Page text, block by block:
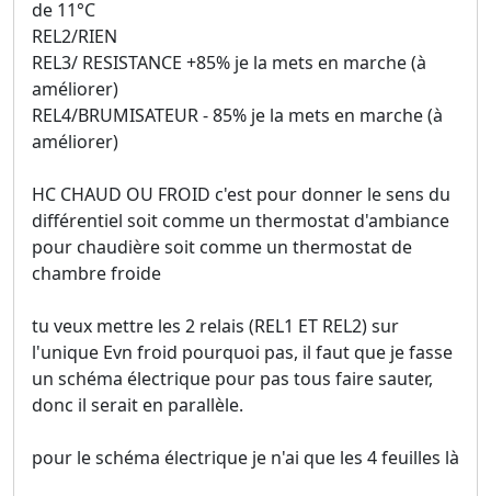
de 11°C
REL2/RIEN
REL3/ RESISTANCE +85% je la mets en marche (à
améliorer)
REL4/BRUMISATEUR - 85% je la mets en marche (à
améliorer)
HC CHAUD OU FROID c'est pour donner le sens du
différentiel soit comme un thermostat d'ambiance
pour chaudière soit comme un thermostat de
chambre froide
tu veux mettre les 2 relais (REL1 ET REL2) sur
l'unique Evn froid pourquoi pas, il faut que je fasse
un schéma électrique pour pas tous faire sauter,
donc il serait en parallèle.
pour le schéma électrique je n'ai que les 4 feuilles là